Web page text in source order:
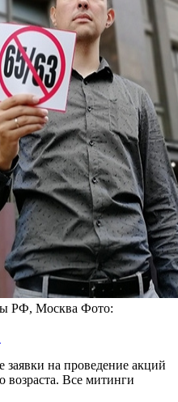
РФ, Москва Фото:
на проведение акций
Все митинги